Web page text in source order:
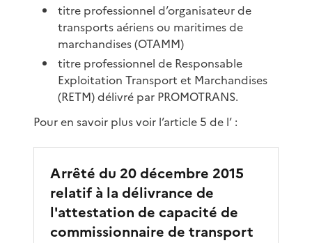
titre professionnel d’organisateur de
transports aériens ou maritimes de
marchandises (OTAMM)
titre professionnel de Responsable
Exploitation Transport et Marchandises
(RETM) délivré par PROMOTRANS.
Pour en savoir plus voir l’article 5 de l’ :
Arrêté du 20 décembre 2015
relatif à la délivrance de
l'attestation de capacité de
commissionnaire de transport